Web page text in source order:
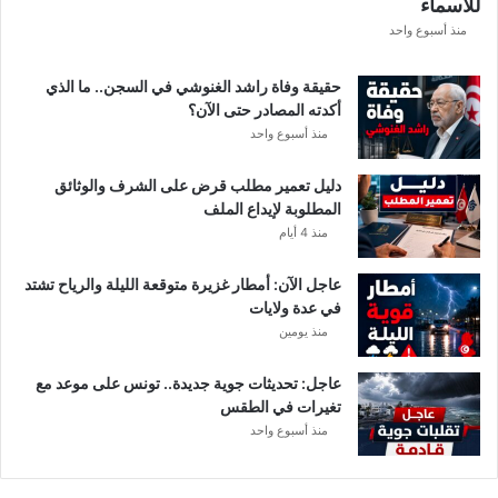
ر
د
و
ر
ي
أ
ب
ط
ا
إ
ف
ر
ي
ي
ا
للأسماء
منذ أسبوع واحد
حقيقة وفاة راشد الغنوشي في السجن.. ما الذي
أكدته المصادر حتى الآن؟
منذ أسبوع واحد
دليل تعمير مطلب قرض على الشرف والوثائق
المطلوبة لإيداع الملف
منذ 4 أيام
عاجل الآن: أمطار غزيرة متوقعة الليلة والرياح تشتد
في عدة ولايات
منذ يومين
عاجل: تحديثات جوية جديدة.. تونس على موعد مع
تغيرات في الطقس
منذ أسبوع واحد